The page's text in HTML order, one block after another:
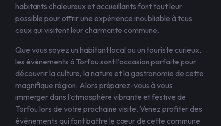
habitants chaleureux et accueillants font tout leur
possible pour offrir une expérience inoubliable à tous
ceux qui visitent leur charmante commune.
Que vous soyez un habitant local ou un touriste curieux,
les événements à Torfou sont l’occasion parfaite pour
découvrir la culture, la nature et la gastronomie de cette
magnifique région. Alors préparez-vous à vous
immerger dans l’atmosphère vibrante et festive de
Torfou lors de votre prochaine visite. Venez profiter des
événements qui font battre le cœur de cette commune